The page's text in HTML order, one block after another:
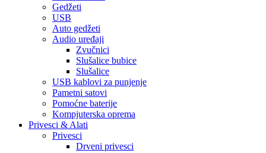
Gedžeti
USB
Auto gedžeti
Audio uređaji
Zvučnici
Slušalice bubice
Slušalice
USB kablovi za punjenje
Pametni satovi
Pomoćne baterije
Kompjuterska oprema
Privesci & Alati
Privesci
Drveni privesci